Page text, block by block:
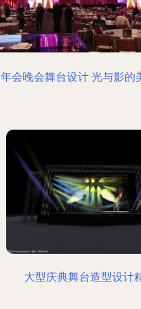
年会晚会舞台设计 光与影的
大型庆典舞台造型设计